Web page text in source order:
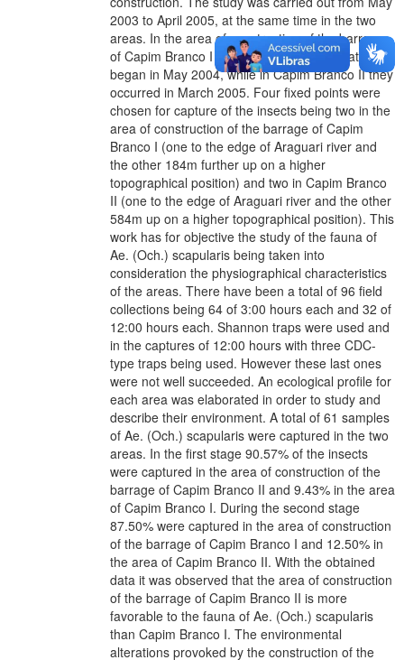
2003 to April 2005, at the same time in the two
areas. In the area of construction of the barrage
of Capim Branco I the environmental alterations
began in May 2004, while in Capim Branco II they
occurred in March 2005. Four fixed points were
chosen for capture of the insects being two in the
area of construction of the barrage of Capim
Branco I (one to the edge of Araguari river and
the other 184m further up on a higher
topographical position) and two in Capim Branco
II (one to the edge of Araguari river and the other
584m up on a higher topographical position). This
work has for objective the study of the fauna of
Ae. (Och.) scapularis being taken into
consideration the physiographical characteristics
of the areas. There have been a total of 96 field
collections being 64 of 3:00 hours each and 32 of
12:00 hours each. Shannon traps were used and
in the captures of 12:00 hours with three CDC-
type traps being used. However these last ones
were not well succeeded. An ecological profile for
each area was elaborated in order to study and
describe their environment. A total of 61 samples
of Ae. (Och.) scapularis were captured in the two
areas. In the first stage 90.57% of the insects
were captured in the area of construction of the
barrage of Capim Branco II and 9.43% in the area
of Capim Branco I. During the second stage
87.50% were captured in the area of construction
of the barrage of Capim Branco I and 12.50% in
the area of Capim Branco II. With the obtained
data it was observed that the area of construction
of the barrage of Capim Branco II is more
favorable to the fauna of Ae. (Och.) scapularis
than Capim Branco I. The environmental
alterations provoked by the construction of the